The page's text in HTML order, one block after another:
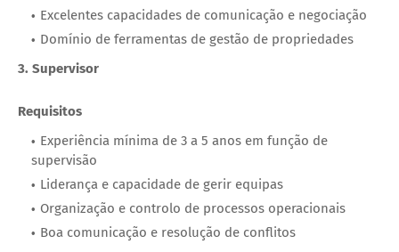
Excelentes capacidades de comunicação e negociação
Domínio de ferramentas de gestão de propriedades
3. Supervisor
Requisitos
Experiência mínima de 3 a 5 anos em função de
supervisão
Liderança e capacidade de gerir equipas
Organização e controlo de processos operacionais
Boa comunicação e resolução de conflitos